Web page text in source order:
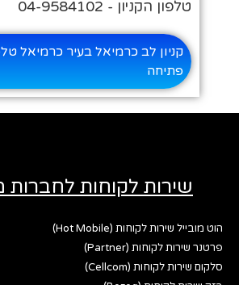
טלפון הקניון - 04-9584102
קניון לב כרמיאל בעיר כרמיאל
פתיחה
שירות לקוחות לחברות
הוט מובייל שירות לקוחות (Hot Mobile)
פרטנר שירות לקוחות (Partner)
סלקום שירות לקוחות (Cellcom)